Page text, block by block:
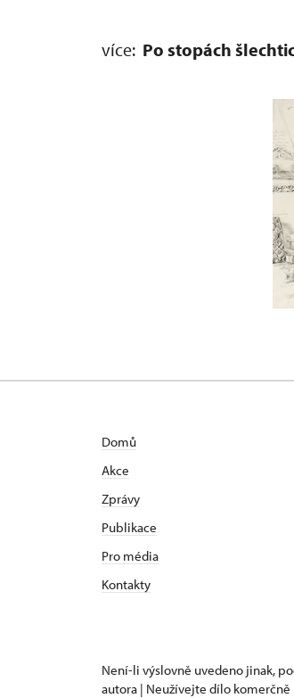
více: Po stopách
Domů
Akce
Zprávy
Publikace
Pro média
Kontakty
Není-li výslovně uvedeno jinak,
autora | Neužívejte dílo komerčně